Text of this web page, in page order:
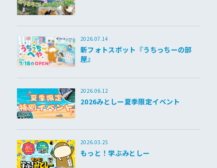
2026.07.14
新フォトスポット『うちっちーの部
屋』
2026.06.12
2026みとしー夏季限定イベント
2026.03.25
もっと！学ぶみとしー